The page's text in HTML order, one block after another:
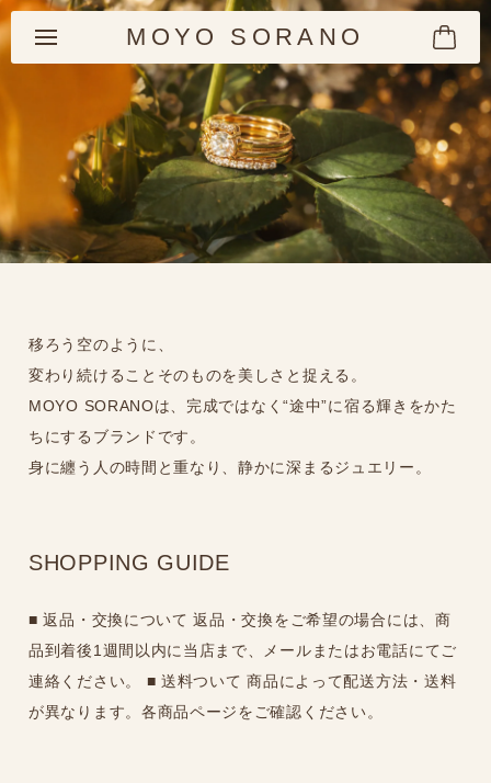
MOYO SORANO
移ろう空のように、
変わり続けることそのものを美しさと捉える。
MOYO SORANOは、完成ではなく“途中”に宿る輝きをかた
ちにするブランドです。
身に纏う人の時間と重なり、静かに深まるジュエリー。
SHOPPING GUIDE
■ 返品・交換について 返品・交換をご希望の場合には、商
品到着後1週間以内に当店まで、メールまたはお電話にてご
連絡ください。 ■ 送料ついて 商品によって配送方法・送料